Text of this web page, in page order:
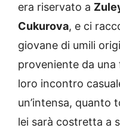
era riservato a
Cukurova, e ci
giovane di umili
proveniente da
loro incontro
un’intensa, quanto
lei sarà costretta a